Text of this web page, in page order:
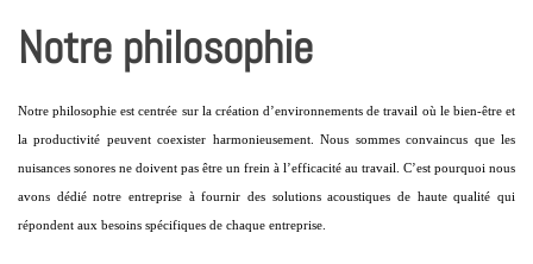
Notre philosophie
Notre philosophie est centrée sur la création d’environnements de travail où le bien-être et
la productivité peuvent coexister harmonieusement. Nous sommes convaincus que les
nuisances sonores ne doivent pas être un frein à l’efficacité au travail. C’est pourquoi nous
avons dédié notre entreprise à fournir des solutions acoustiques de haute qualité qui
répondent aux besoins spécifiques de chaque entreprise.